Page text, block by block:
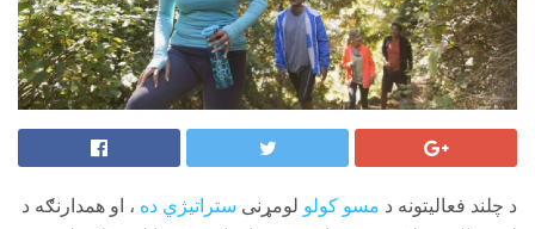
د چلند فعالیتونه د مسو کولو لومړنی ستراتیژي ده ، او همدارنګه د